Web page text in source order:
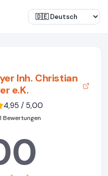
Inh. Christian
e.K.
4,95 / 5,00
Bewertungen